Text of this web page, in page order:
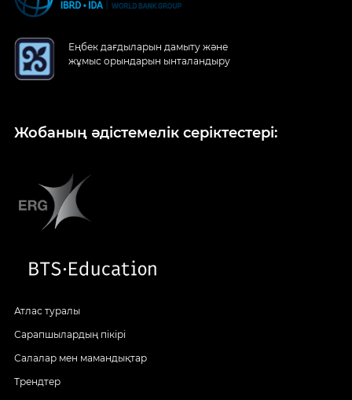
Еңбек дағдыларын дамыту және
жұмыс орындарын ынталандыру
Жобаның әдістемелік серіктестері:
Атлас туралы
Сарапшылардың пікірі
Салалар мен мамандықтар
Трендтер